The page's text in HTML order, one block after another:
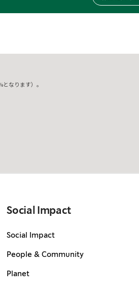
なります）。
Social Impact
Social Impact
People & Community
Planet